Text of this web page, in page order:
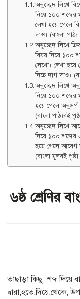
অনুচ্ছেদ লিখে
নিয়ে ১০০ শব্দের
লেখা হয়ে গেলে
দাও। (বাংলা
অনুচ্ছেদ লিখে
বিষয় নিয়ে ১০০
লেখো। লেখা হয়ে
নিচে দাগ দাও।
অনুচ্ছেদ লিখে
নিয়ে ১০০ শব্দের
হয়ে গেলে অনুসর্গ
(বাংলা পাঠ্যবই
অনুচ্ছেদ লিখে
নিয়ে ১০০ শব্দের
হয়ে গেলে আবেগ
(বাংলা মূলবই
৬ষ্ঠ শ্রেণির
তাছাড়া কিছু শব্দ দিয়ে
দ্বারা,হতে,দিয়ে,থেকে,